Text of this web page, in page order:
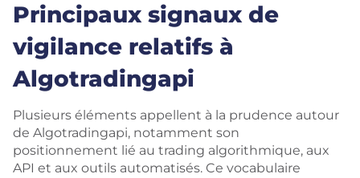
Principaux signaux de
vigilance relatifs à
Algotradingapi
Plusieurs éléments appellent à la prudence autour
de Algotradingapi, notamment son
positionnement lié au trading algorithmique, aux
API et aux outils automatisés. Ce vocabulaire